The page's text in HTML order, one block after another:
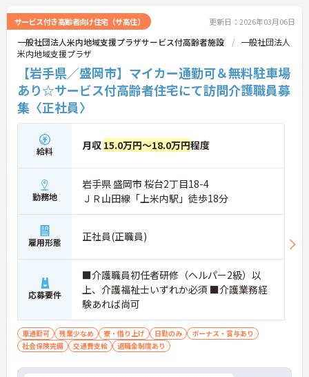
い！
サービス付き高齢者向け住宅（サ高住） 更新日：2026年03月06日
一般社団法人米内地域支援プラザサービス付高齢者施設
一般社団法人
米内地域支援プラザ
【岩手県／盛岡市】マイカー通勤可＆無料駐車場
あり☆サービス付高齢者住宅にて訪問介護職員募
集〈正社員〉
給料 月収 15.0万円～18.0万円程度
勤務地
岩手県 盛岡市 桜台2丁目18-4
ＪＲ山田線「上米内駅」徒歩18分
雇用形態 正社員(正職員)
応募要件
■介護職員初任者研修（ヘルパー2級）以
上、介護福祉士いずれか必須 ■介護業務経
験あれば尚可
車通勤可 残業少なめ 寮・借り上げ 日勤のみ
ボーナス・賞与あり
社会保険完備
交通費支給 退職金制度あり